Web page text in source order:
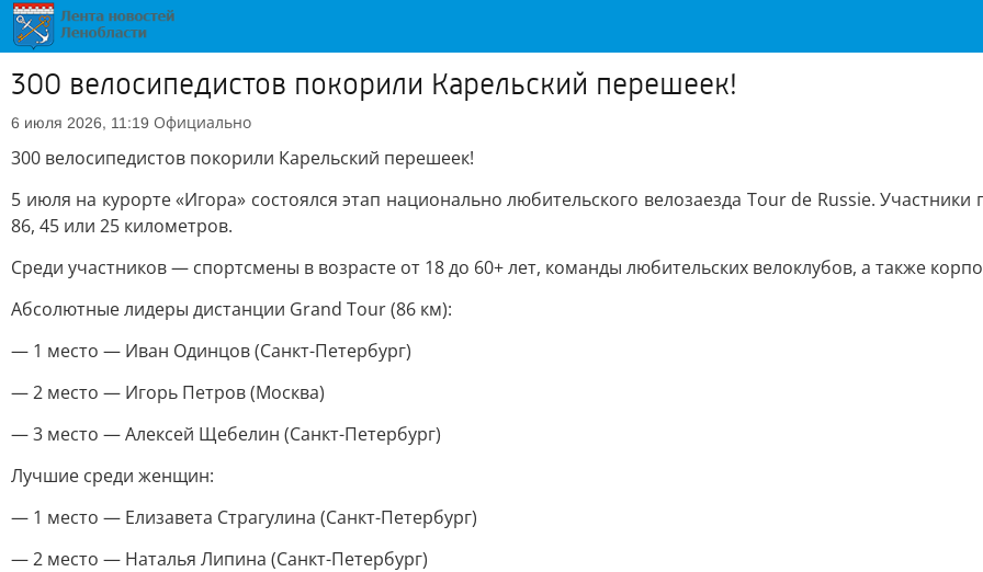
300 велосипедистов покорили Карельский перешеек!
6 июля 2026, 11:19 Официально
300 велосипедистов покорили Карельский перешеек!
5 июля на курорте «Игора» состоялся этап национально любительского велозаезда Tour de Russie.
86, 45 или 25 километров.
Среди участников — спортсмены в возрасте от 18 до 60+ лет, команды любительских велоклубов, а также
Абсолютные лидеры дистанции Grand Tour (86 км):
— 1 место — Иван Одинцов (Санкт-Петербург)
— 2 место — Игорь Петров (Москва)
— 3 место — Алексей Щебелин (Санкт-Петербург)
Лучшие среди женщин:
— 1 место — Елизавета Страгулина (Санкт-Петербург)
— 2 место — Наталья Липина (Санкт-Петербург)